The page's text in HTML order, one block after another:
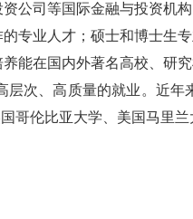
公司等国际金融与投资机
专业人才；硕士和博士生
能在国内外著名高校、研
次、高质量的就业。近年
哥伦比亚大学、美国马里